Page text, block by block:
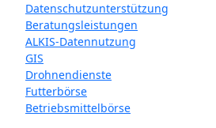
Datenschutzunterstützung
Beratungsleistungen
ALKIS-Datennutzung
GIS
Drohnendienste
Futterbörse
Betriebsmittelbörse